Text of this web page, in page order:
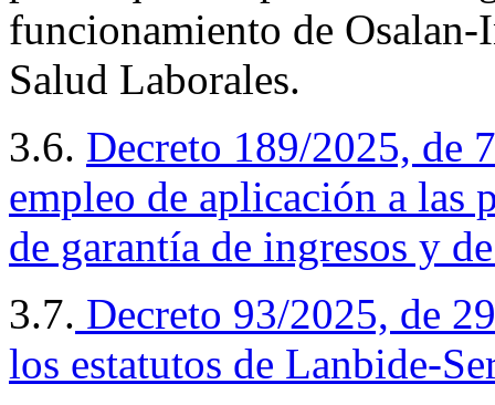
funcionamiento de
Salud Laborales.
3.6. Decreto 189/2025, de
empleo de aplicación a las
de garantía de ingresos y
3.7. Decreto 93/2025, de
los estatutos de Lanbide-